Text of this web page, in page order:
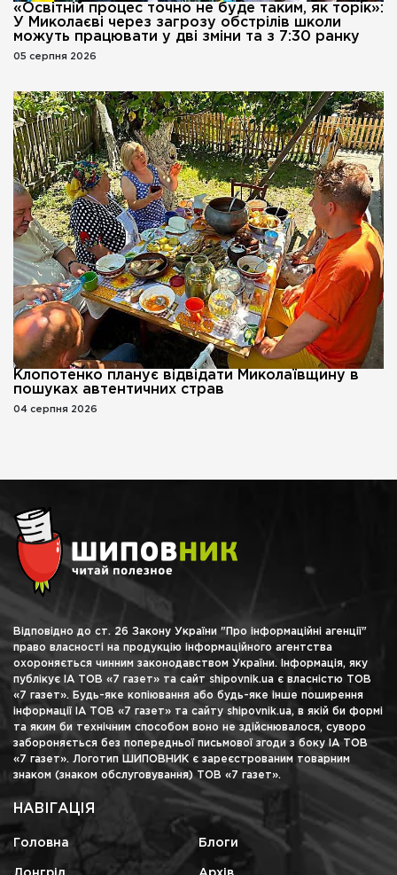
«Освітній процес точно не буде таким, як торік»:
У Миколаєві через загрозу обстрілів школи
можуть працювати у дві зміни та з 7:30 ранку
05 серпня 2026
Клопотенко планує відвідати Миколаївщину в
пошуках автентичних страв
04 серпня 2026
Відповідно до ст. 26 Закону України "Про інформаційні агенції"
право власності на продукцію інформаційного агентства
охороняється чинним законодавством України. Інформація, яку
публікує ІА ТОВ «7 газет» та сайт shipovnik.ua є власністю ТОВ
«7 газет». Будь-яке копіювання або будь-яке інше поширення
інформації ІА ТОВ «7 газет» та сайту shipovnik.ua, в якій би формі
та яким би технічним способом воно не здійснювалося, суворо
забороняється без попередньої письмової згоди з боку ІА ТОВ
«7 газет». Логотип ШИПОВНИК є зареєстрованим товарним
знаком (знаком обслуговування) ТОВ «7 газет».
НАВІГАЦІЯ
Головна Блоги